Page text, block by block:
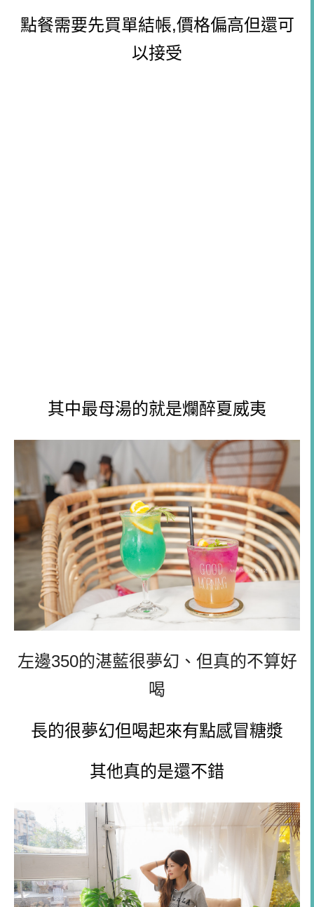
點餐需要先買單結帳,價格偏高但還可
以接受
其中最母湯的就是爛醉夏威夷
左邊350的湛藍很夢幻、但真的不算好
喝
長的很夢幻但喝起來有點感冒糖漿
其他真的是還不錯